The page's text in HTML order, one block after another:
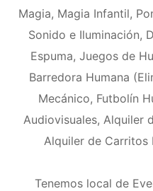
Magia, Magia Infantil,
Sonido e Iluminación,
Espuma, Juegos de
Barredora Humana
Mecánico, Futbolín
Audiovisuales, Alquiler
Alquiler de Carritos
Tenemos local de